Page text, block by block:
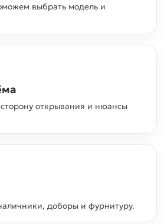
выбрать модель и
открывания и нюансы
доборы и фурнитуру.